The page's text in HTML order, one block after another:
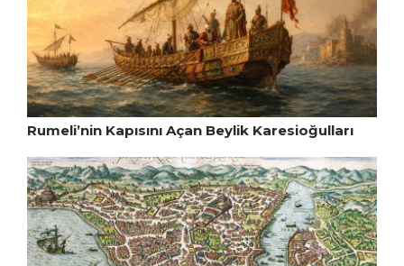
Rumeli’nin Kapısını Açan Beylik Karesioğulları